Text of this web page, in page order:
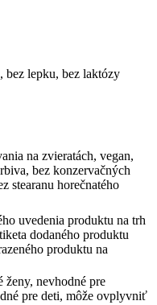
bez lepku, bez laktózy
na zvieratách, vegan,
bez konzervačných
stearanu horečnatého
uvedenia produktu na trh
dodaného produktu
produktu na
ženy, nevhodné pre
pre deti, môže ovplyvniť